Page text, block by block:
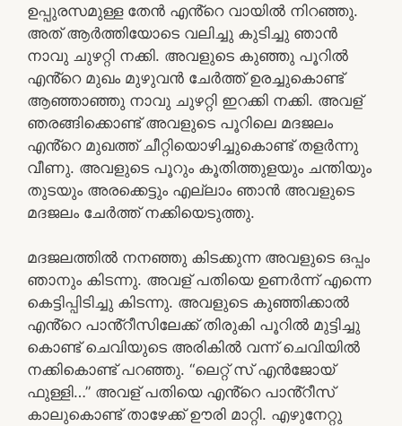
ഉപ്പുരസമുള്ള തേൻ എൻ്റെ വായിൽ നിറഞ്ഞു.
അത് ആർത്തിയോടെ വലിച്ചു കുടിച്ചു ഞാൻ
നാവു ചുഴറ്റി നക്കി. അവളുടെ കുഞ്ഞു പൂറിൽ
എൻ്റെ മുഖം മുഴുവൻ ചേർത്ത് ഉരച്ചുകൊണ്ട്
ആഞ്ഞാഞ്ഞു നാവു ചുഴറ്റി ഇറക്കി നക്കി. അവള്
ഞരങ്ങിക്കൊണ്ട് അവളുടെ പൂറിലെ മദജലം
എൻ്റെ മുഖത്ത് ചീറ്റിയൊഴിച്ചുകൊണ്ട് തളർന്നു
വീണു. അവളുടെ പൂറും കൂതിത്തുളയും ചന്തിയും
തുടയും അരക്കെട്ടും എല്ലാം ഞാൻ അവളുടെ
മദജലം ചേർത്ത് നക്കിയെടുത്തു.
മദജലത്തിൽ നനഞ്ഞു കിടക്കുന്ന അവളുടെ ഒപ്പം
ഞാനും കിടന്നു. അവള് പതിയെ ഉണർന്ന് എന്നെ
കെട്ടിപ്പിടിച്ചു കിടന്നു. അവളുടെ കുഞ്ഞിക്കാൽ
എൻ്റെ പാൻ്റീസിലേക്ക് തിരുകി പൂറിൽ മുട്ടിച്ചു
കൊണ്ട് ചെവിയുടെ അരികിൽ വന്ന് ചെവിയിൽ
നക്കികൊണ്ട് പറഞ്ഞു. “ലെറ്റ് സ് എൻജോയ്
ഫുള്ളി…” അവള് പതിയെ എൻ്റെ പാൻ്റീസ്
കാലുകൊണ്ട് താഴേക്ക് ഊരി മാറ്റി. എഴുനേറ്റു